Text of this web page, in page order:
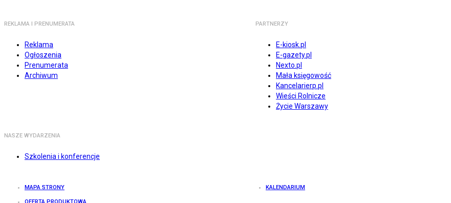
REKLAMA I PRENUMERATA
Reklama
Ogłoszenia
Prenumerata
Archiwum
PARTNERZY
E-kiosk.pl
E-gazety.pl
Nexto.pl
Mała księgowość
Kancelarierp.pl
Wieści Rolnicze
Życie Warszawy
NASZE WYDARZENIA
Szkolenia i konferencje
MAPA STRONY KALENDARIUM